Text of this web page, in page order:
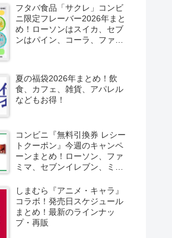
定で6種類！見分け方！セブ
ン、ファミマ、ローソン、デ
イリーヤマザキ、ミニストッ
プなどで！クーラーバッグ
フタバ食品「サクレ」コンビ
ニ限定フレーバー2026年まと
め！ローソンはスイカ、セブ
ンはパイン、コーラ、ファミ
夏の福袋2026年まとめ！飲
食、カフェ、雑貨、アパレル
などもお得！
コンビニ『無料引換券 レシー
トクーポン』今週のキャンペ
ーンまとめ！ローソン、ファ
ミマ、セブンイレブン、ミニ
しまむら『アニメ・キャラ』
コラボ！発売日スケジュール
まとめ！最新のラインナッ
プ・再販